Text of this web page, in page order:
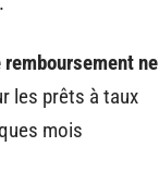
ne
les prêts à taux
mois